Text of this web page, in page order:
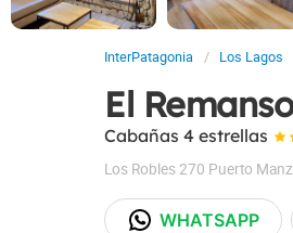
InterPatagonia Los Lagos
El
Cabañas 4 estrellas
Los Robles 270 Puerto
WHATSAPP